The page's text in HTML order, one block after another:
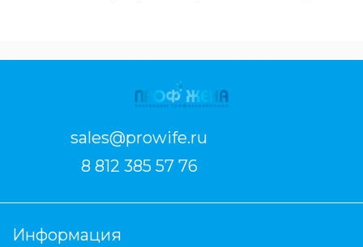
sales@prowife.ru
8 812 385 57 76
Информация